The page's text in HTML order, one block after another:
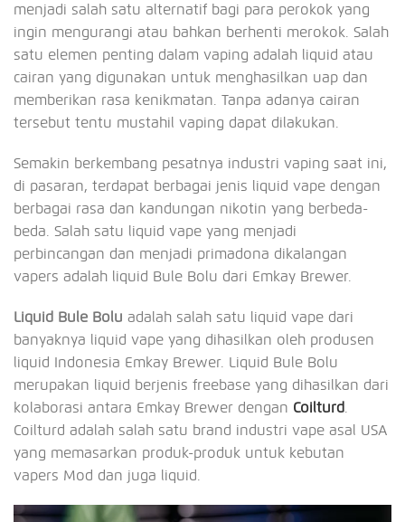
menjadi salah satu alternatif bagi para perokok yang
ingin mengurangi atau bahkan berhenti merokok. Salah
satu elemen penting dalam vaping adalah liquid atau
cairan yang digunakan untuk menghasilkan uap dan
memberikan rasa kenikmatan. Tanpa adanya cairan
tersebut tentu mustahil vaping dapat dilakukan.
Semakin berkembang pesatnya industri vaping saat ini,
di pasaran, terdapat berbagai jenis liquid vape dengan
berbagai rasa dan kandungan nikotin yang berbeda-
beda. Salah satu liquid vape yang menjadi
perbincangan dan menjadi primadona dikalangan
vapers adalah liquid Bule Bolu dari Emkay Brewer.
Liquid Bule Bolu adalah salah satu liquid vape dari
banyaknya liquid vape yang dihasilkan oleh produsen
liquid Indonesia Emkay Brewer. Liquid Bule Bolu
merupakan liquid berjenis freebase yang dihasilkan dari
kolaborasi antara Emkay Brewer dengan Coilturd.
Coilturd adalah salah satu brand industri vape asal USA
yang memasarkan produk-produk untuk kebutan
vapers Mod dan juga liquid.